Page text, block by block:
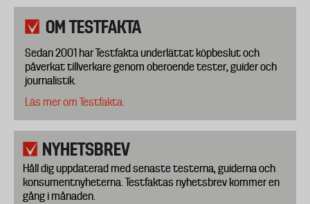
OM TESTFAKTA
Sedan 2001 har Testfakta underlättat köpbeslut och
påverkat tillverkare genom oberoende tester, guider och
journalistik.
Läs mer om Testfakta.
NYHETSBREV
Håll dig uppdaterad med senaste testerna, guiderna och
konsumentnyheterna. Testfaktas nyhetsbrev kommer en
gång i månaden.